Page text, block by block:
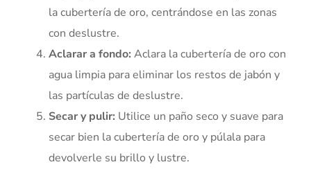
la cubertería de oro, centrándose en las zonas
con deslustre.
Aclarar a fondo: Aclara la cubertería de oro con
agua limpia para eliminar los restos de jabón y
las partículas de deslustre.
Secar y pulir: Utilice un paño seco y suave para
secar bien la cubertería de oro y púlala para
devolverle su brillo y lustre.